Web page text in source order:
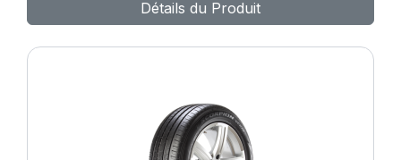
Détails du Produit